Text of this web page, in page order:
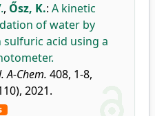
, Ősz, K.: A kinetic
of water by
acid using a
A-Chem. 408, 1-8,
2021.